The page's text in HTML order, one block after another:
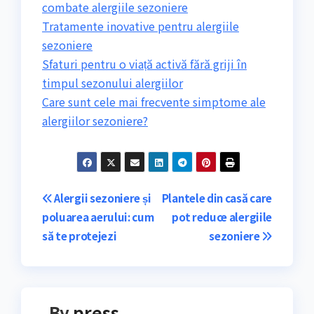
combate alergiile sezoniere
Tratamente inovative pentru alergiile
sezoniere
Sfaturi pentru o viață activă fără griji în
timpul sezonului alergiilor
Care sunt cele mai frecvente simptome ale
alergiilor sezoniere?
Navigare
în
Plantele din casă care
pot reduce alergiile
sezoniere
Alergii sezoniere și
poluarea aerului: cum
să te protejezi